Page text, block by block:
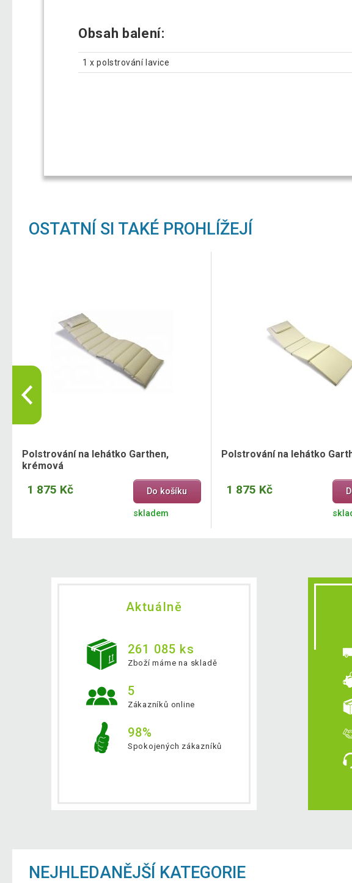
Obsah balení:
1 x polstrování lavice
OSTATNÍ SI TAKÉ PROHLÍŽEJÍ
Polstrování na lehátko Garthen,
krémová
1 875 Kč Do košíku
skladem
Polstrování na lehátko
1 875 Kč
Aktuálně
261 085 ks
Zboží máme na skladě
5
Zákazníků online
98%
Spokojených zákazníků
NEJHLEDANĚJŠÍ KATEGORIE